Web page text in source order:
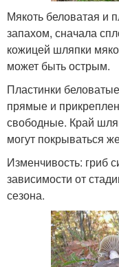
Мякоть беловатая и
запахом, сначала
кожицей шляпки
может быть острым.
Пластинки
прямые и
свободные. Край
могут покрываться
Изменчивость: гриб
зависимости от
сезона.